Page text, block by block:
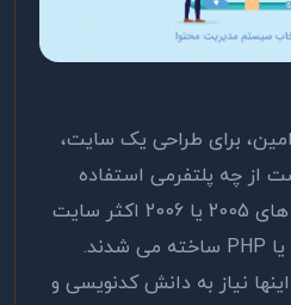
برای طراحی یک سایت،
از چه پلتفرمی استفاده
کنیم. در واقع، حدود سال های 2005 یا 2006 اکثر سایت
ها با کدهای HTLM، CSS یا PHP ساخته می شدند.
نیاز به دانش کدنویسی و